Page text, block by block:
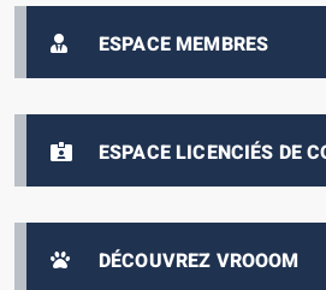
ESPACE MEMBRES
ESPACE LICENCIÉS DE
DÉCOUVREZ VROOOM